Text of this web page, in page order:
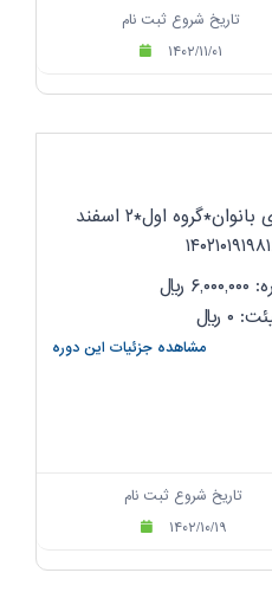
تاریخ شروع ثبت نام
۱۴۰۲/۱۱/۰۱
کارگاه کراس فیت سراسری بانوان*گروه اول*۲ اسفند
۱۴۵۴۲۲
ریال
۰
ریال
مشاهده جزئیات این دوره
تاریخ شروع ثبت نام
۱۴۰۲/۱۰/۱۹